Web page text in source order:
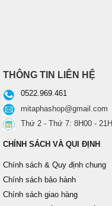
THÔNG TIN LIÊN HỆ
0522.969.461
mitaphashop@gmail.com
Thứ 2 - Thứ 7: 8H00 - 21H
CHÍNH SÁCH VÀ QUI ĐỊNH
Chính sách & Quy định chung
Chính sách bảo hành
Chính sách giao hàng